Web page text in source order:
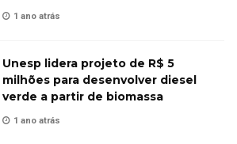
1 ano atrás
Unesp lidera projeto de R$ 5
milhões para desenvolver diesel
verde a partir de biomassa
1 ano atrás